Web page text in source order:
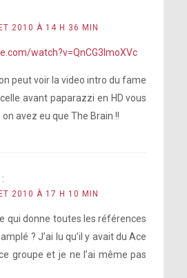
2010 À 14 H 36 MIN
watch?v=QnCG3ImoXVc
peut voir la video intro du fame
avant paparazzi en HD vous
avez eu que The Brain !!
2010 À 17 H 10 MIN
qui donne toutes les références
? J’ai lu qu’il y avait du Ace
groupe et je ne l’ai même pas